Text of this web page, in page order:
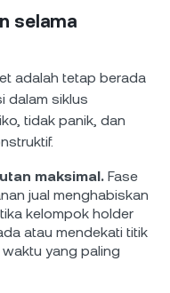
selama
adalah tetap berada
dalam siklus
tidak panik, dan
maksimal. Fase
jual menghabiskan
kelompok holder
atau mendekati titik
yang paling